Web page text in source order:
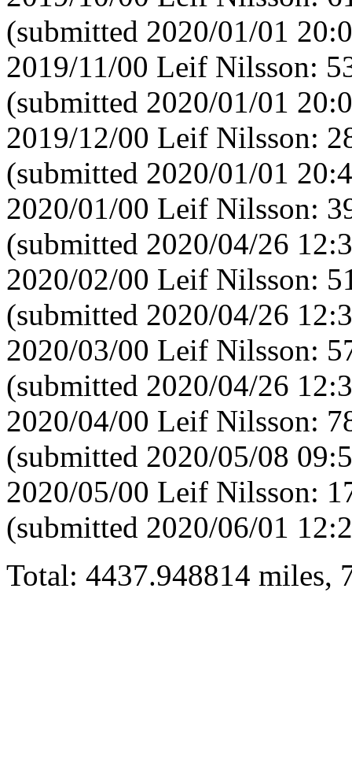
(submitted 2020/01/01
2019/11/00 Leif Nilsson:
(submitted 2020/01/01
2019/12/00 Leif Nilsson:
(submitted 2020/01/01
2020/01/00 Leif Nilsson:
(submitted 2020/04/26
2020/02/00 Leif Nilsson:
(submitted 2020/04/26
2020/03/00 Leif Nilsson:
(submitted 2020/04/26
2020/04/00 Leif Nilsson:
(submitted 2020/05/08
2020/05/00 Leif Nilsson:
(submitted 2020/06/01
Total: 4437.948814 miles,